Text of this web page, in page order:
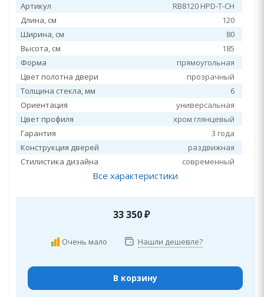
Артикул
RB8120 HPD-T-CH
Длина, см
120
Ширина, см
80
Высота, см
185
Форма
прямоугольная
Цвет полотна двери
прозрачный
Толщина стекла, мм
6
Ориентация
универсальная
Цвет профиля
хром глянцевый
Гарантия
3 года
Конструкция дверей
раздвижная
Стилистика дизайна
современный
Все характеристики
33 350₽
Очень мало Нашли дешевле?
В корзину